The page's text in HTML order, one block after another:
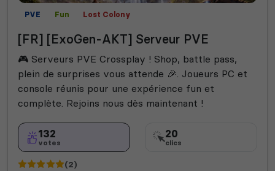
PVE Fun Lost Colony
[FR] [ExoGen-AKT] Serveur PVE
🎮 Serveurs PVE Crossplay ! Shop, battle pass,
plein de surprises vous attende 🎉. Joueurs PC et
console réunis pour une expérience fun et
complète. Rejoins nous dès maintenant !
132
votes
20
clics
(2)